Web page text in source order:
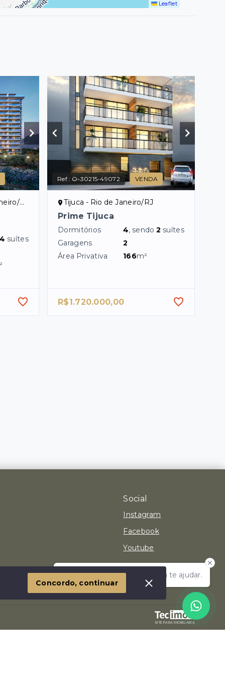
Leaflet
RJ
4 suítes
Ref.:O-30215-49072 VENDA
Tijuca - Rio de Janeiro/RJ
Prime Tijuca
Dormitórios 4, sendo2 suítes
Garagens
2
Área Privativa
166m²
R$1.720.000,00
Olá! Estamos disponíveis para te ajudar.
Social
Instagram
Facebook
Youtube
SITE PARA IMOBILIARIA
Concordo, continuar